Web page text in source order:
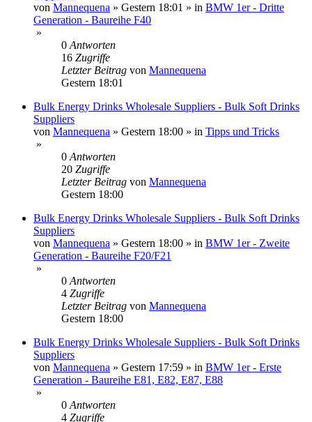
von Mannequena » Gestern 18:01 » in BMW 1er - Dritte
Generation - Baureihe F40
»
0 Antworten
16 Zugriffe
Letzter Beitrag von Mannequena
Gestern 18:01
Bulk Energy Drinks Wholesale Suppliers - Bulk Soft Drinks
Suppliers
von Mannequena » Gestern 18:00 » in Tipps und Tricks
»
0 Antworten
20 Zugriffe
Letzter Beitrag von Mannequena
Gestern 18:00
Bulk Energy Drinks Wholesale Suppliers - Bulk Soft Drinks
Suppliers
von Mannequena » Gestern 18:00 » in BMW 1er - Zweite
Generation - Baureihe F20/F21
»
0 Antworten
4 Zugriffe
Letzter Beitrag von Mannequena
Gestern 18:00
Bulk Energy Drinks Wholesale Suppliers - Bulk Soft Drinks
Suppliers
von Mannequena » Gestern 17:59 » in BMW 1er - Erste
Generation - Baureihe E81, E82, E87, E88
»
0 Antworten
4 Zugriffe